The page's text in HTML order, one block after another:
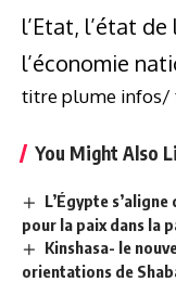
l’Etat, l’état
l’économie
titre plume infos/
You Might Also
L’Égypte
pour la paix dans la
Kinshasa- le
orientations de